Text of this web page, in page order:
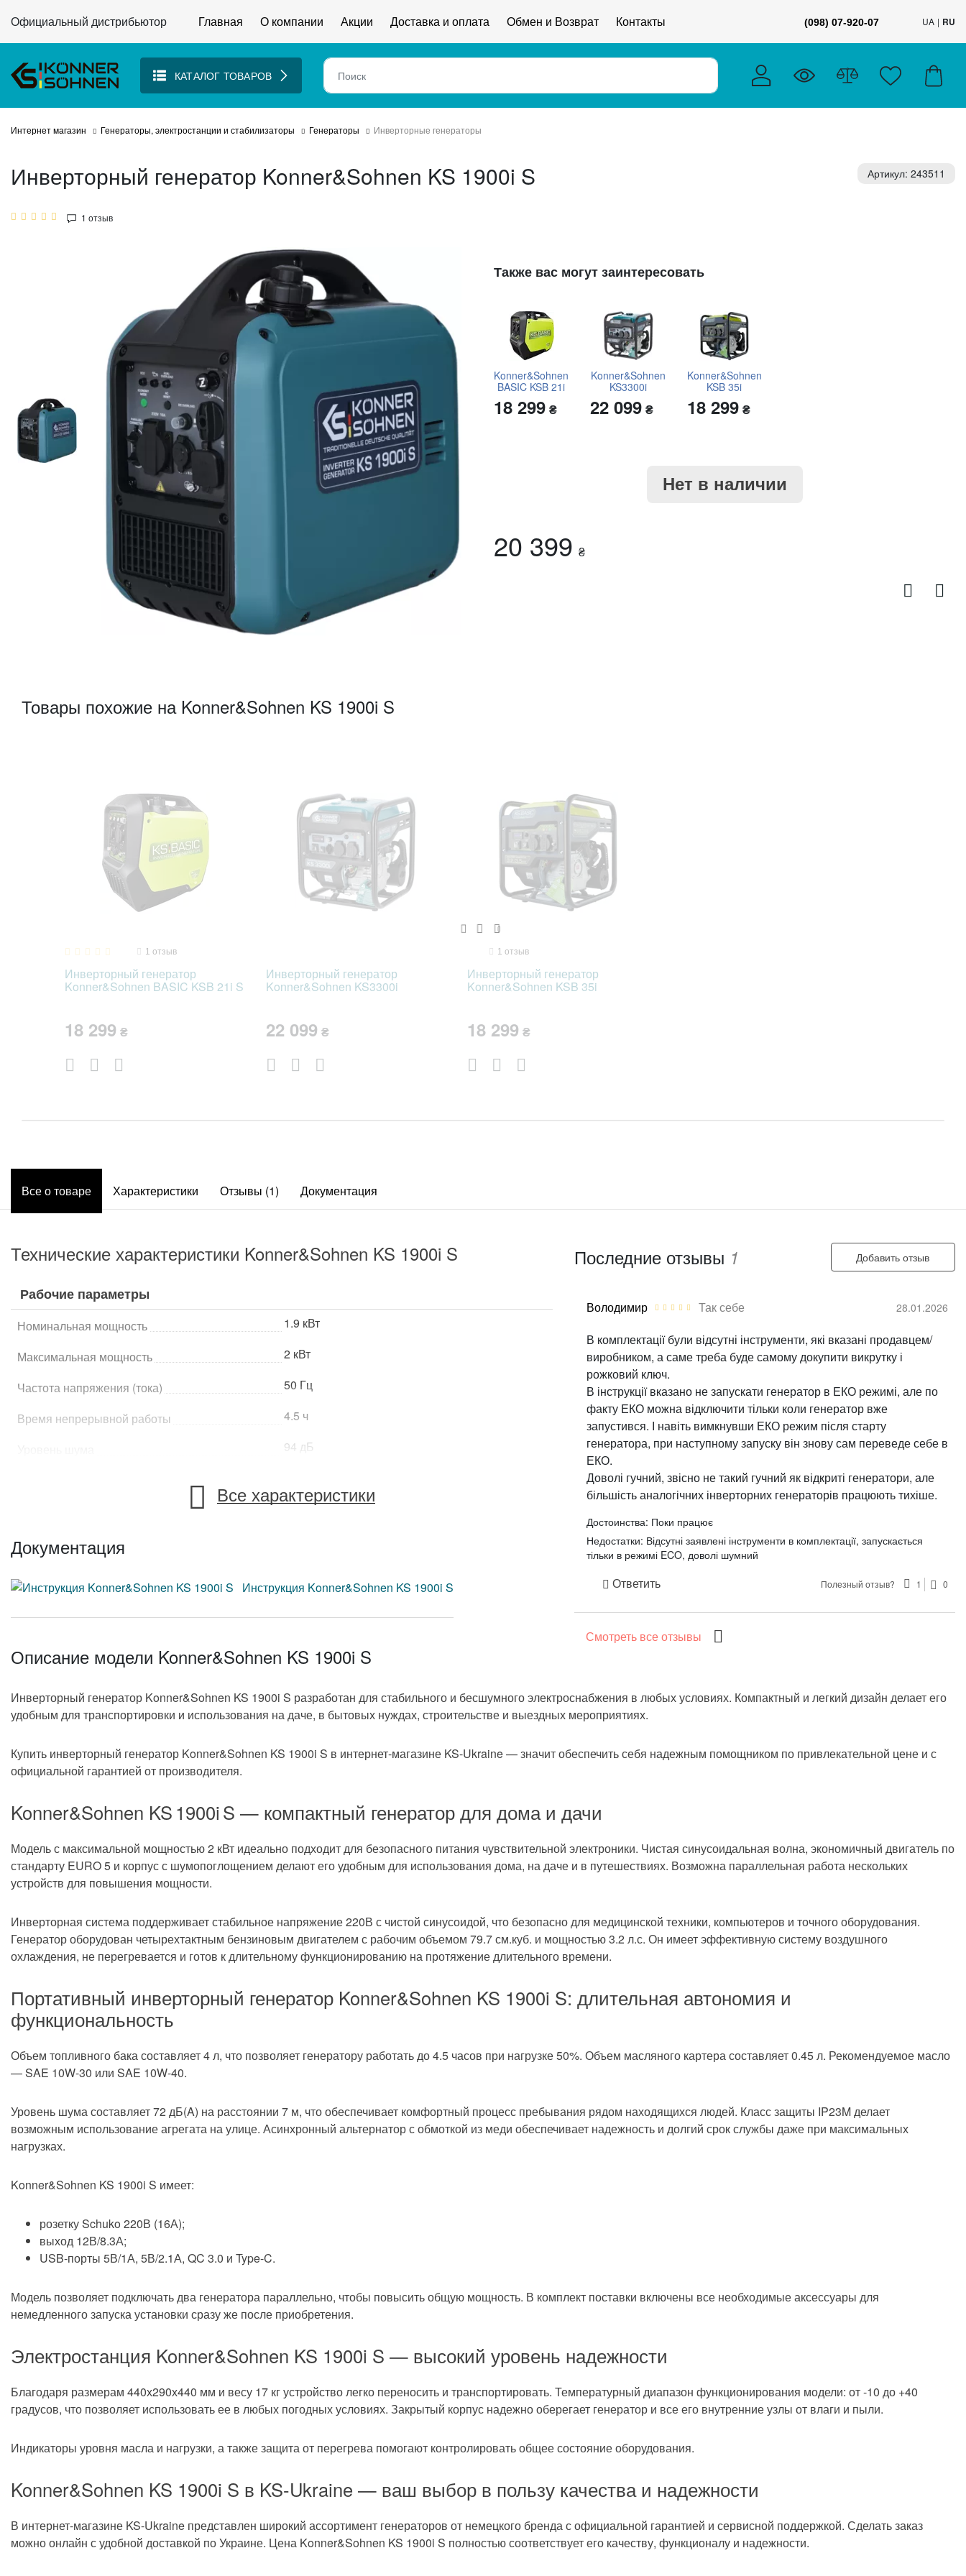
Официальный дистрибьютор Главная О компании Акции Доставка и оплата Обмен и Возврат Контакты (098) 07-920-07 UA RU
КАТАЛОГ ТОВАРОВ
Интернет магазин Генераторы, электростанции и стабилизаторы Генераторы Инверторные генераторы
Инверторный генератор Konner&Sohnen KS 1900i S Артикул: 243511
1 отзыв
Также вас могут заинтересовать
Konner&Sohnen
BASIC KSB 21i
S
18 299₴
Konner&Sohnen
KS3300i
22 099₴
Konner&Sohnen
KSB 35i
18 299₴
Нет в наличии
20 399₴
Товары похожие на Konner&Sohnen KS 1900i S
1 отзыв
Инверторный генератор
Konner&Sohnen BASIC KSB 21i S
18 299₴
Инверторный генератор
Konner&Sohnen KS3300i
22 099₴
1 отзыв
Инверторный генератор
Konner&Sohnen KSB 35i
18 299₴
Все о товаре Характеристики Отзывы (1) Документация
Технические характеристики Konner&Sohnen KS 1900i S
Рабочие параметры
Номинальная мощность 1.9 кВт
Максимальная мощность 2 кВт
Частота напряжения (тока) 50 Гц
Время непрерывной работы 4.5 ч
94 дБ
Напряжение
Мощность 3.2 л.с.
Тип запуска ручной стартер
Тип двигателя
Объем масляного картера 0.45 л
SAE 10W-30
Охлаждение воздушное охлаждение
Дополнительные параметры
Конструктивные и функциональные особенности
Тип альтернатора асинхронный
Материал обмотки альтернатора медь
Тип розеток
Выход 12 В есть
Назначение
для гаража
для туризма
Количество цилиндров
Объём топливного бака
Особенности
ECO-режим есть
Информационный дисплей без дисплея
Длина
440 мм
Вес 17 кг
Все характеристики
Документация
Инструкция Konner&Sohnen KS 1900i S
Последние отзывы 1 Добавить отзыв
Володимир Так себе 28.01.2026
В комплектації були відсутні інструменти, які вказані продавцем/
виробником, а саме треба буде самому докупити викрутку і
рожковий ключ.
В інструкції вказано не запускати генератор в ЕКО режимі, але по
факту ЕКО можна відключити тільки коли генератор вже
запустився. І навіть вимкнувши ЕКО режим після старту
генератора, при наступному запуску він знову сам переведе себе в
ЕКО.
Доволі гучний, звісно не такий гучний як відкриті генератори, але
більшість аналогічних інверторних генераторів працюють тихіше.
Достоинства: Поки працює
Недостатки: Відсутні заявлені інструменти в комплектації, запускається
тільки в режимі ECO, доволі шумний
Ответить Полезный отзыв? 1 0
Смотреть все отзывы
Описание модели Konner&Sohnen KS 1900i S
Инверторный генератор Konner&Sohnen KS 1900i S разработан для стабильного и бесшумного электроснабжения в любых условиях. Компактный и легкий дизайн делает его
удобным для транспортировки и использования на даче, в бытовых нуждах, строительстве и выездных мероприятиях.
Купить инверторный генератор Konner&Sohnen KS 1900i S в интернет-магазине KS-Ukraine — значит обеспечить себя надежным помощником по привлекательной цене и с
официальной гарантией от производителя.
Konner&Sohnen KS 1900i S — компактный генератор для дома и дачи
Модель с максимальной мощностью 2 кВт идеально подходит для безопасного питания чувствительной электроники. Чистая синусоидальная волна, экономичный двигатель по
стандарту EURO 5 и корпус с шумопоглощением делают его удобным для использования дома, на даче и в путешествиях. Возможна параллельная работа нескольких
устройств для повышения мощности.
Инверторная система поддерживает стабильное напряжение 220В с чистой синусоидой, что безопасно для медицинской техники, компьютеров и точного оборудования.
Генератор оборудован четырехтактным бензиновым двигателем с рабочим объемом 79.7 см.куб. и мощностью 3.2 л.с. Он имеет эффективную систему воздушного
охлаждения, не перегревается и готов к длительному функционированию на протяжение длительного времени.
Портативный инверторный генератор Konner&Sohnen KS 1900i S: длительная автономия и
функциональность
Объем топливного бака составляет 4 л, что позволяет генератору работать до 4.5 часов при нагрузке 50%. Объем масляного картера составляет 0.45 л. Рекомендуемое масло
— SAE 10W-30 или SAE 10W-40.
Уровень шума составляет 72 дБ(A) на расстоянии 7 м, что обеспечивает комфортный процесс пребывания рядом находящихся людей. Класс защиты IP23M делает
возможным использование агрегата на улице. Асинхронный альтернатор с обмоткой из меди обеспечивает надежность и долгий срок службы даже при максимальных
нагрузках.
Konner&Sohnen KS 1900i S имеет:
розетку Schuko 220В (16А);
выход 12В/8.3А;
USB-порты 5В/1А, 5В/2.1А, QC 3.0 и Type-C.
Модель позволяет подключать два генератора параллельно, чтобы повысить общую мощность. В комплект поставки включены все необходимые аксессуары для
немедленного запуска установки сразу же после приобретения.
Электростанция Konner&Sohnen KS 1900i S — высокий уровень надежности
Благодаря размерам 440х290х440 мм и весу 17 кг устройство легко переносить и транспортировать. Температурный диапазон функционирования модели: от -10 до +40
градусов, что позволяет использовать ее в любых погодных условиях. Закрытый корпус надежно оберегает генератор и все его внутренние узлы от влаги и пыли.
Индикаторы уровня масла и нагрузки, а также защита от перегрева помогают контролировать общее состояние оборудования.
Konner&Sohnen KS 1900i S в KS-Ukraine — ваш выбор в пользу качества и надежности
В интернет-магазине KS-Ukraine представлен широкий ассортимент генераторов от немецкого бренда с официальной гарантией и сервисной поддержкой. Сделать заказ
можно онлайн с удобной доставкой по Украине. Цена Konner&Sohnen KS 1900i S полностью соответствует его качеству, функционалу и надежности.